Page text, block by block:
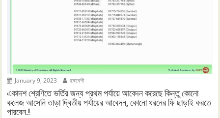
January 9, 2023 ছদ্মবেশী
একাদশ শ্রেণিতে ভর্তির জন্য প্রথম পর্যায়ে আবেদন করেছে কিন্তু কোনো
কলেজ আসেনি তাড়া দ্বিতীয় পর্যায়ের আবেদন, কোনো ধরনের ফি ছাড়াই করতে
পারবেন.!